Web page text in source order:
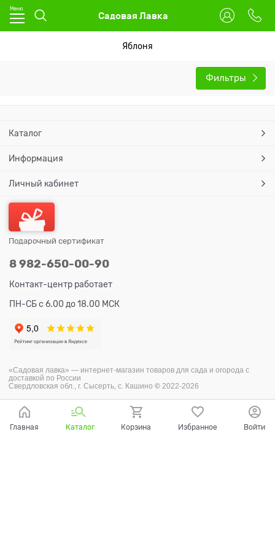
Садовая Лавка
Яблоня
Фильтры
Каталог
Информация
Личный кабинет
Подарочный сертификат
8 982-650-00-90
Контакт-центр работает
ПН-СБ с 6.00 до 18.00 МСК
«Садовая лавка» — интернет-магазин товаров для сада и огорода с
доставкой по России
Свердловская обл., г. Сысерть, с. Кашино © 2022-2026
Главная Каталог Корзина Избранное Войти